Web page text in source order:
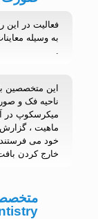
فعالیت در
به وسیله
.
این متخصصین
ناحیه فک و
میکرسکوپ در
ماهیت ، گزارش
خود می
خارج کردن
)